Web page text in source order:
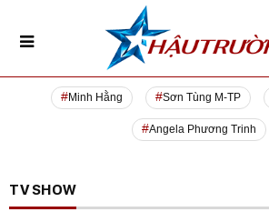
Minh Hằng Sơn Tùng M-TP
Angela Phương Trinh
TV SHOW